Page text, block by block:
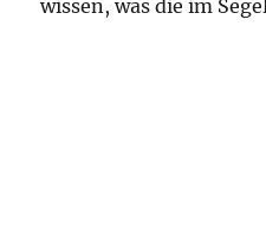
wissen, was die im